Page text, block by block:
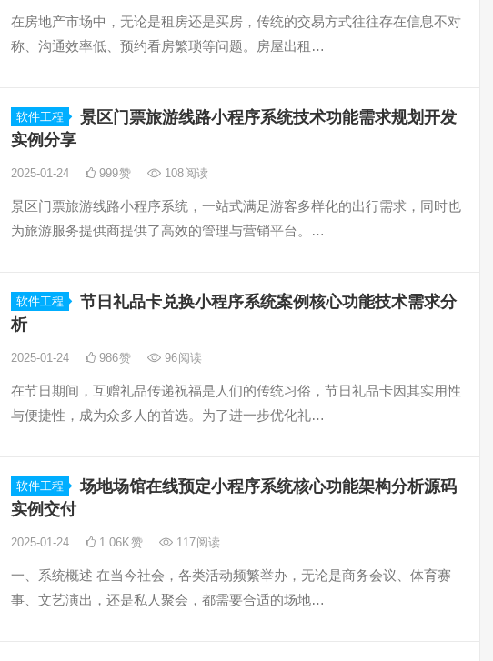
在房地产市场中，无论是租房还是买房，传统的交易方式往往存在信息不对
称、沟通效率低、预约看房繁琐等问题。房屋出租…
软件工程
景区门票旅游线路小程序系统技术功能需求规划开发
实例分享
2025-01-24 999赞 108阅读
景区门票旅游线路小程序系统，一站式满足游客多样化的出行需求，同时也
为旅游服务提供商提供了高效的管理与营销平台。…
软件工程
节日礼品卡兑换小程序系统案例核心功能技术需求分
析
2025-01-24 986赞 96阅读
在节日期间，互赠礼品传递祝福是人们的传统习俗，节日礼品卡因其实用性
与便捷性，成为众多人的首选。为了进一步优化礼…
软件工程
场地场馆在线预定小程序系统核心功能架构分析源码
实例交付
2025-01-24 1.06K赞 117阅读
一、系统概述 在当今社会，各类活动频繁举办，无论是商务会议、体育赛
事、文艺演出，还是私人聚会，都需要合适的场地…